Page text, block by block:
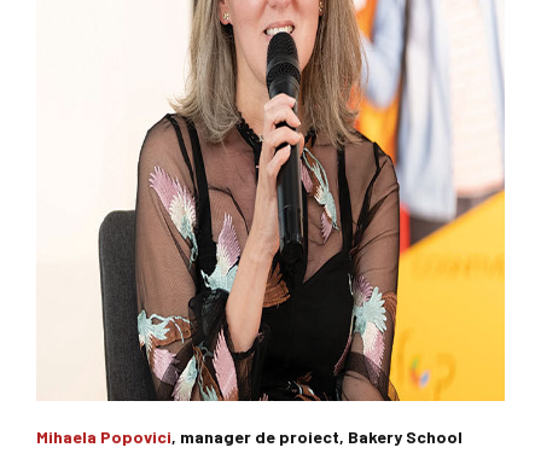
Mihaela Popovici, manager de proiect, Bakery School